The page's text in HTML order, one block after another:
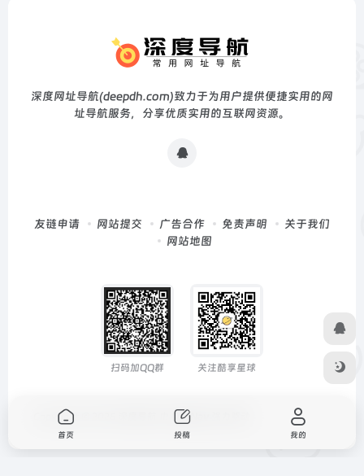
深度网址导航(deepdh.com)致力于为用户提供便捷实用的网
址导航服务，分享优质实用的互联网资源。
友链申请 网站提交 广告合作 免责声明
关于我们
网站地图
扫码加QQ群 关注酷享星球
Copyright © 2026 OneNav
首页 投稿 我的